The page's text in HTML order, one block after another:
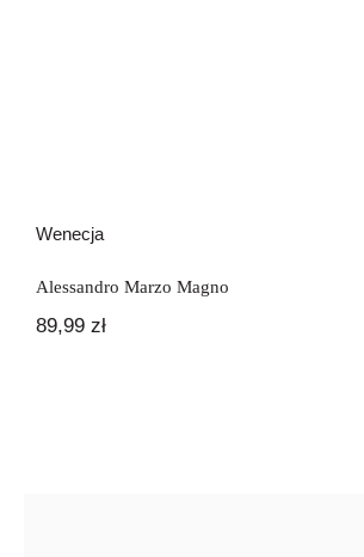
Wenecja
Alessandro Marzo Magno
89,99 zł